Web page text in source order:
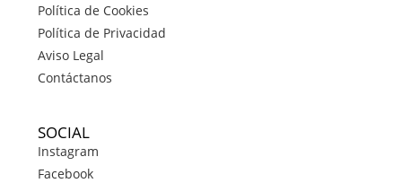
Política de Cookies
Política de Privacidad
Aviso Legal
Contáctanos
SOCIAL
Instagram
Facebook